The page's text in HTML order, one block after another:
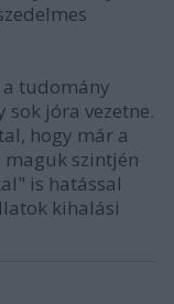
a tudomány
jóra vezetne.
hogy már a
szintjén
is hatással
kihalási